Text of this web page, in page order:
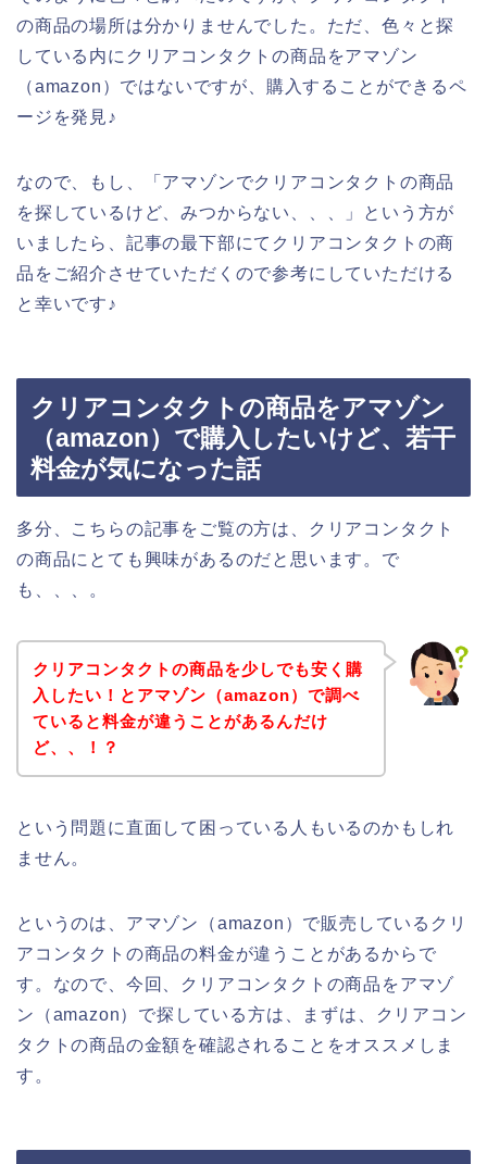
の商品の場所は分かりませんでした。ただ、色々と探
している内にクリアコンタクトの商品をアマゾン
（amazon）ではないですが、購入することができるペ
ージを発見♪
なので、もし、「アマゾンでクリアコンタクトの商品
を探しているけど、みつからない、、、」という方が
いましたら、記事の最下部にてクリアコンタクトの商
品をご紹介させていただくので参考にしていただける
と幸いです♪
クリアコンタクトの商品をアマゾン
（amazon）で購入したいけど、若干
料金が気になった話
多分、こちらの記事をご覧の方は、クリアコンタクト
の商品にとても興味があるのだと思います。で
も、、、。
クリアコンタクトの商品を少しでも安く購
入したい！とアマゾン（amazon）で調べ
ていると料金が違うことがあるんだけ
ど、、！？
という問題に直面して困っている人もいるのかもしれ
ません。
というのは、アマゾン（amazon）で販売しているクリ
アコンタクトの商品の料金が違うことがあるからで
す。なので、今回、クリアコンタクトの商品をアマゾ
ン（amazon）で探している方は、まずは、クリアコン
タクトの商品の金額を確認されることをオススメしま
す。